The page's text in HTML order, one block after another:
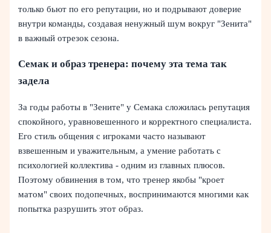
только бьют по его репутации, но и подрывают доверие
внутри команды, создавая ненужный шум вокруг "Зенита"
в важный отрезок сезона.
Семак и образ тренера: почему эта тема так
задела
За годы работы в "Зените" у Семака сложилась репутация
спокойного, уравновешенного и корректного специалиста.
Его стиль общения с игроками часто называют
взвешенным и уважительным, а умение работать с
психологией коллектива - одним из главных плюсов.
Поэтому обвинения в том, что тренер якобы "кроет
матом" своих подопечных, воспринимаются многими как
попытка разрушить этот образ.